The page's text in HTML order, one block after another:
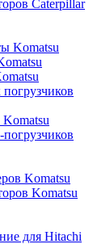
Caterpillar
Komatsu
Komatsu
Komatsu
для Hitachi